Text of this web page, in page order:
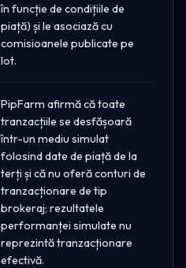
în funcție de condițiile de
piață) și le asociază cu
comisioanele publicate pe
lot.
PipFarm afirmă că toate
tranzacțiile se desfășoară
într-un mediu simulat
folosind date de piață de la
terți și că nu oferă conturi de
tranzacționare de tip
brokeraj; rezultatele
performanței simulate nu
reprezintă tranzacționare
efectivă.